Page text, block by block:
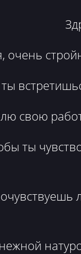
очень
свою
ты